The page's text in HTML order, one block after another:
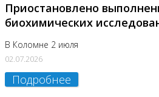
Приостановлено
биохимических
В Коломне 2 июля
02.07.2026
Подробнее